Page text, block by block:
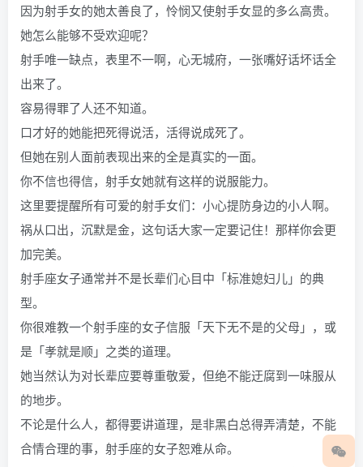
因为射手女的她太善良了，怜悯又使射手女显的多么高贵。
她怎么能够不受欢迎呢？
射手唯一缺点，表里不一啊，心无城府，一张嘴好话坏话全
出来了。
容易得罪了人还不知道。
口才好的她能把死得说活，活得说成死了。
但她在别人面前表现出来的全是真实的一面。
你不信也得信，射手女她就有这样的说服能力。
这里要提醒所有可爱的射手女们：小心提防身边的小人啊。
祸从口出，沉默是金，这句话大家一定要记住！那样你会更
加完美。
射手座女子通常并不是长辈们心目中「标准媳妇儿」的典
型。
你很难教一个射手座的女子信服「天下无不是的父母」，或
是「孝就是顺」之类的道理。
她当然认为对长辈应要尊重敬爱，但绝不能迂腐到一味服从
的地步。
不论是什么人，都得要讲道理，是非黑白总得弄清楚，不能
合情合理的事，射手座的女子恕难从命。